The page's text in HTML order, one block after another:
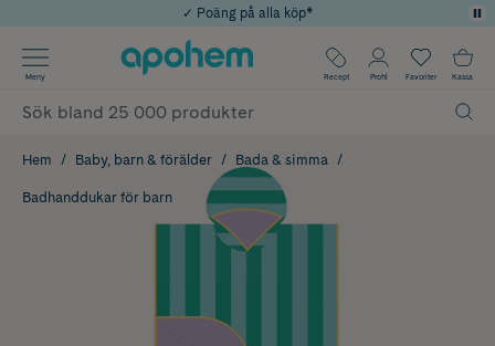
Årets Butik 2025 inom Skönhet
Använd kod: SOMMAR20 för 20% över 649kr
✓ Rådgivning från farmaceuter & hudterapeuter
✓ Poäng på alla köp*
Meny Recept Profil Favoriter Kassa
Hem Baby, barn & förälder Bada & simma
Badhanddukar för barn